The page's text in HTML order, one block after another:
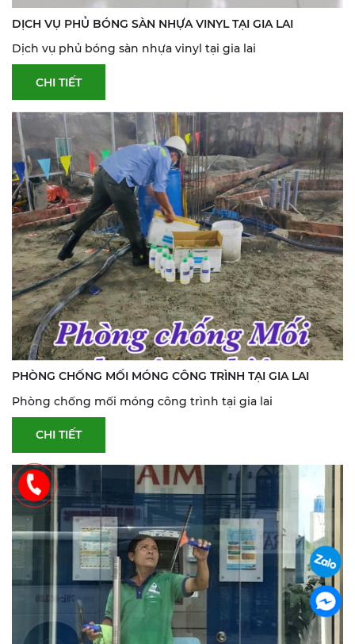
DỊCH VỤ PHỦ BÓNG SÀN NHỰA VINYL TẠI GIA LAI
Dịch vụ phủ bóng sàn nhựa vinyl tại gia lai
CHI TIẾT
PHÒNG CHỐNG MỐI MÓNG CÔNG TRÌNH TẠI GIA LAI
Phòng chống mối móng công trình tại gia lai
CHI TIẾT